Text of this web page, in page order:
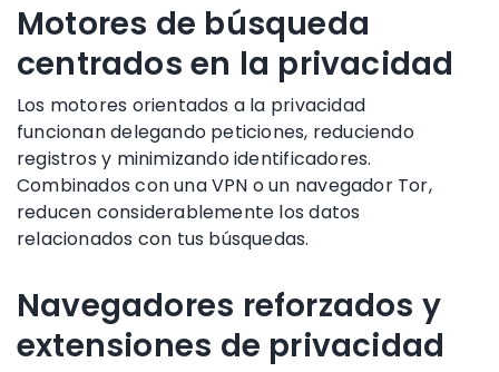
Motores de búsqueda
centrados en la privacidad
Los motores orientados a la privacidad
funcionan delegando peticiones, reduciendo
registros y minimizando identificadores.
Combinados con una VPN o un navegador Tor,
reducen considerablemente los datos
relacionados con tus búsquedas.
Navegadores reforzados y
extensiones de privacidad